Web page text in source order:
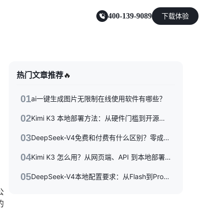
能源及制造业
400-139-9089 下载体验
热门文章推荐🔥
01ai一键生成图片无限制在线使用软件有哪些？
02 Kimi K3 本地部署方法：从硬件门槛到开源权重落地的完整指南
03 DeepSeek-V4免费和付费有什么区别？零成本体验到API按量付费，三种使用方式一次性讲清楚
04 Kimi K3 怎么用？从网页端、API 到本地部署的完整指南
05 DeepSeek-V4本地配置要求：从Flash到Pro硬件选型指南